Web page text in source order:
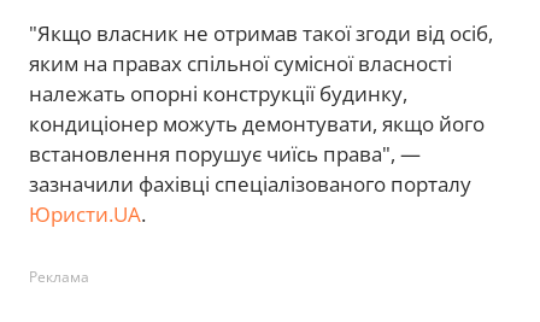
"Якщо власник не отримав такої згоди від осіб,
яким на правах спільної сумісної власності
належать опорні конструкції будинку,
кондиціонер можуть демонтувати, якщо його
встановлення порушує чиїсь права", —
зазначили фахівці спеціалізованого порталу
Юристи.UA.
Реклама